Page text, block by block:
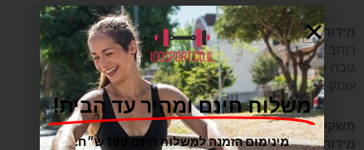
מידות השער
רוחב 300 ס"מ
גובה 200 ס"מ
עומק 120 ס"מ
משקל קרטון25 ק"ג
מידות קרטון בס"מ115X39X19.5
משלוח חינם ומהיר עד הבית!
מינימום הזמנה למשלוח חינם 199 ש״ח.